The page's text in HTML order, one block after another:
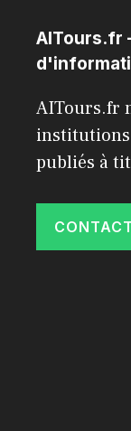
AITours.fr
AITours.fr
institutions
publiés à